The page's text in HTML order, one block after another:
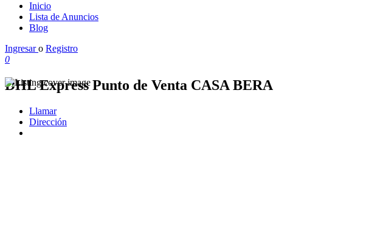
Inicio
Lista de Anuncios
Blog
Ingresaro Registro
0
DHL Express Punto de Venta CASA BERA
Llamar
Dirección